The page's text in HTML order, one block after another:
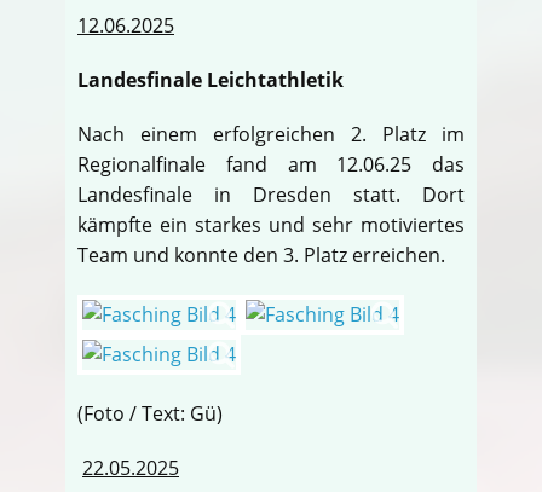
12.06.2025
Landesfinale Leichtathletik
Nach einem erfolgreichen 2. Platz im
Regionalfinale fand am 12.06.25 das
Landesfinale in Dresden statt. Dort
kämpfte ein starkes und sehr motiviertes
Team und konnte den 3. Platz erreichen.
(Foto / Text: Gü)
22.05.2025